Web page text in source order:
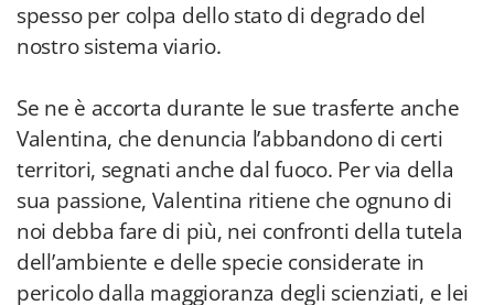
spesso per colpa dello stato di degrado del
nostro sistema viario.
Se ne è accorta durante le sue trasferte anche
Valentina, che denuncia l’abbandono di certi
territori, segnati anche dal fuoco. Per via della
sua passione, Valentina ritiene che ognuno di
noi debba fare di più, nei confronti della tutela
dell’ambiente e delle specie considerate in
pericolo dalla maggioranza degli scienziati, e lei